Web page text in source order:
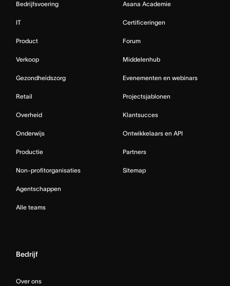
Bedrijfsvoering
IT
Product
Verkoop
Gezondheidszorg
Retail
Overheid
Onderwijs
Productie
Non-profitorganisaties
Agentschappen
Alle teams
Asana Academie
Certificeringen
Forum
Middelenhub
Evenementen en webinars
Projectsjablonen
Klantsucces
Ontwikkelaars en API
Partners
Sitemap
Bedrijf
Over ons